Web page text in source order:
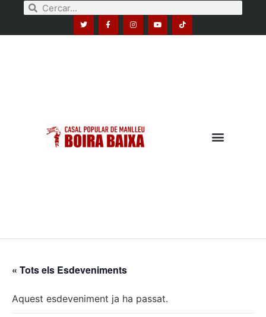
« Tots els Esdeveniments
Aquest esdeveniment ja ha passat.